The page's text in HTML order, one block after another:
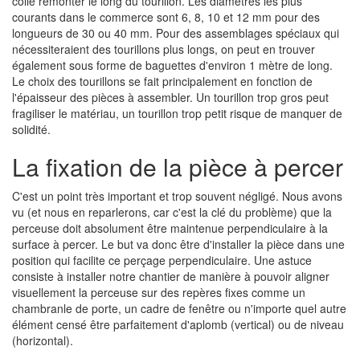
courants dans le commerce sont 6, 8, 10 et 12 mm pour des
longueurs de 30 ou 40 mm. Pour des assemblages spéciaux qui
nécessiteraient des tourillons plus longs, on peut en trouver
également sous forme de baguettes d'environ 1 mètre de long.
Le choix des tourillons se fait principalement en fonction de
l'épaisseur des pièces à assembler. Un tourillon trop gros peut
fragiliser le matériau, un tourillon trop petit risque de manquer de
solidité.
La fixation de la pièce à percer
C'est un point très important et trop souvent négligé. Nous avons
vu (et nous en reparlerons, car c'est la clé du problème) que la
perceuse doit absolument être maintenue perpendiculaire à la
surface à percer. Le but va donc être d'installer la pièce dans une
position qui facilite ce perçage perpendiculaire. Une astuce
consiste à installer notre chantier de manière à pouvoir aligner
visuellement la perceuse sur des repères fixes comme un
chambranle de porte, un cadre de fenêtre ou n'importe quel autre
élément censé être parfaitement d'aplomb (vertical) ou de niveau
(horizontal).